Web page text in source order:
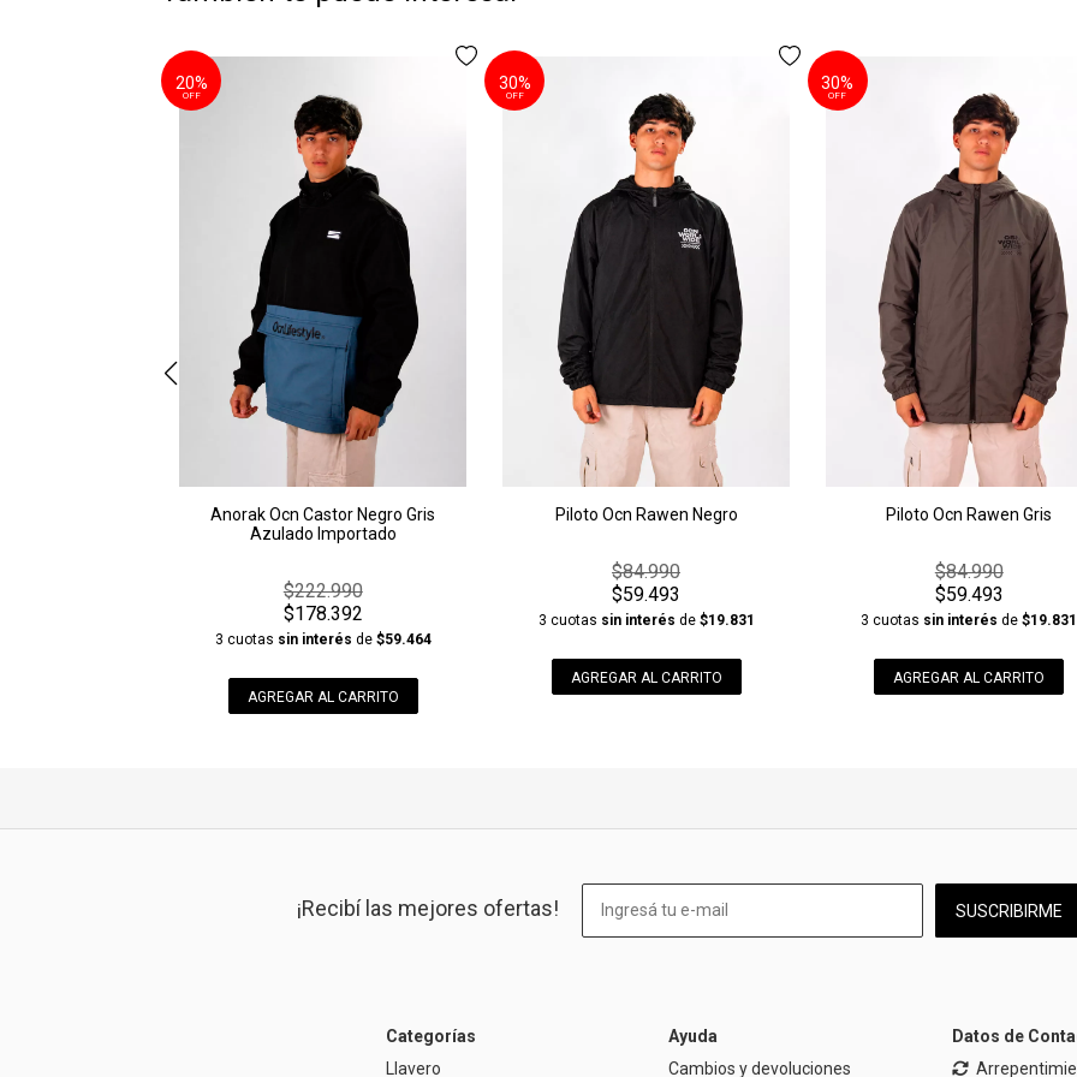
Anorak Ocn Castor Negro Gris
Azulado Importado
20%
OFF
$222.990
$178.392
3 cuotas sin interés de $59.464
AGREGAR AL CARRITO
Piloto Ocn Rawen Negro
30%
OFF
$84.990
$59.493
3 cuotas sin interés de $19.831
AGREGAR AL CARRITO
Piloto Ocn Rawen Gris
30%
OFF
$84.990
$59.493
3 cuotas sin interés de$19.831
AGREGAR AL CARRITO
¡Recibí las mejores ofertas! SUSCRIBIRME
Categorías
Llavero
Ayuda
Cambios y devoluciones
Datos de